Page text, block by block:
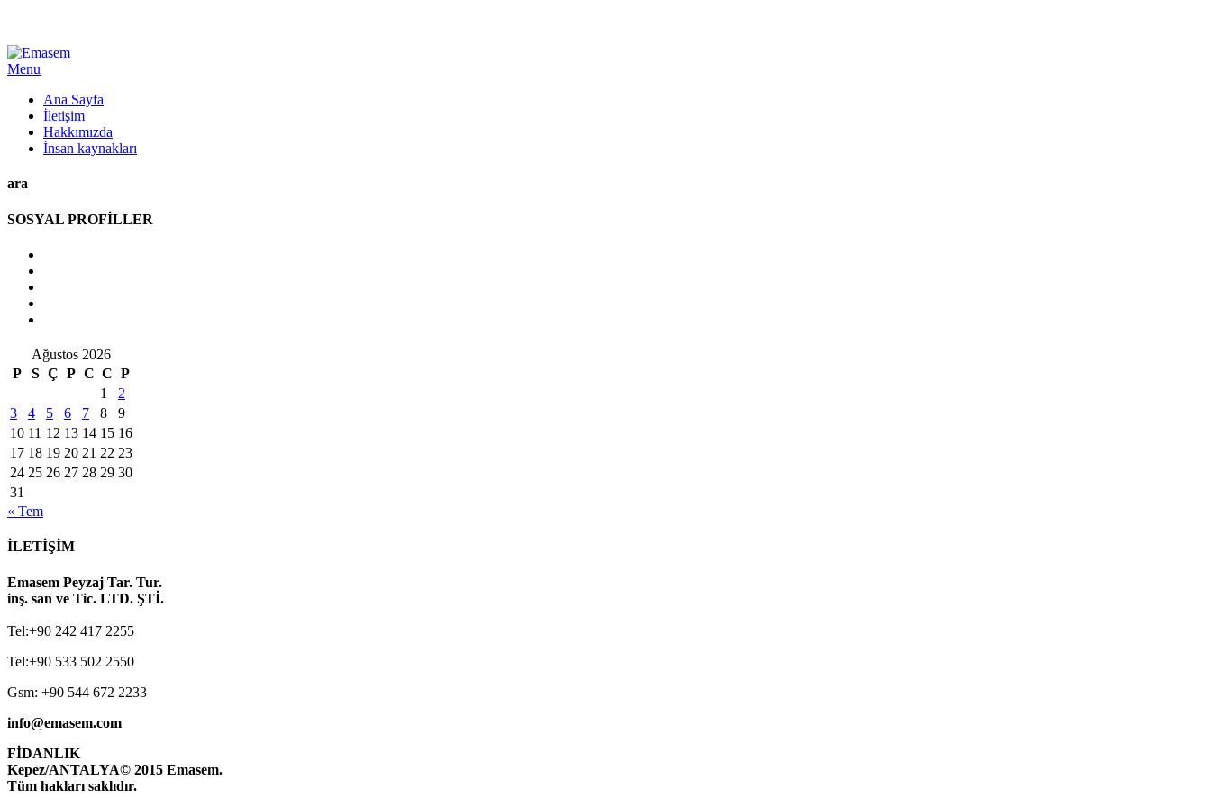
Menu
Ana Sayfa
İletişim
Hakkımızda
İnsan kaynakları
ara
SOSYAL PROFİLLER
Ağustos 2026
P
S Ç P C C P
1
2
3
4 5 6 7 8
9
10 11 12 13 14 15 16
17 18 19 20 21 22 23
24 25 26 27 28 29 30
31
« Tem
İLETİŞİM
Emasem Peyzaj Tar. Tur.
inş. san ve Tic. LTD. ŞTİ.
Tel:+90 242 417 2255
Tel:+90 533 502 2550
Gsm: +90 544 672 2233
info@emasem.com
FİDANLIK
Kepez/ANTALYA© 2015 Emasem.
Tüm hakları saklıdır.